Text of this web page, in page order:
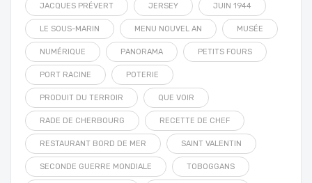
JACQUES PRÉVERT JERSEY JUIN 1944
LE SOUS-MARIN MENU NOUVEL AN MUSÉE
NUMÉRIQUE PANORAMA PETITS FOURS
PORT RACINE POTERIE
PRODUIT DU TERROIR QUE VOIR
RADE DE CHERBOURG RECETTE DE CHEF
RESTAURANT BORD DE MER SAINT VALENTIN
SECONDE GUERRE MONDIALE TOBOGGANS